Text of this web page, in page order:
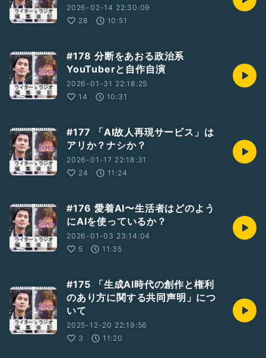
2026-02-14 22:30:09
28
10:51
#178 分断をあおる政治系
YouTuberと自作自演
2026-01-31 22:18:25
14
10:31
#177 「AI故人再現サービス」は
アリか？ナシか？
2026-01-17 22:18:31
24
11:24
#176 愛着AI〜生活者はどのよう
にAIを使っているか？
2026-01-03 23:14:04
5
11:35
#175 「生成AI時代の創作と権利
のあり方に関する共同声明」につ
いて
2025-12-20 22:19:56
3
11:20